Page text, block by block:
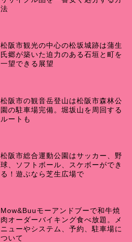
法
松阪市観光の中心の松坂城跡は蒲生
氏郷が築いた迫力のある石垣と町を
一望できる展望
松阪市の観音岳登山は松阪市森林公
園の駐車場完備。堀坂山を周回する
ルートも
松阪市総合運動公園はサッカー、野
球、ソフトボール、スケボーができ
る！遊ぶなら芝生広場で
Mow&Buuモーアンドブーで和牛焼
肉オーダーバイキング食べ放題。メ
ニューやシステム、予約、駐車場に
ついて